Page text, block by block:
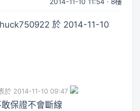
於 2014-11-10
於 2014-11-10 09:47
保證不會斷線